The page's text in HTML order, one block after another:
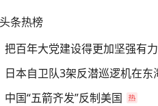
头条热榜
把百年大党建设得更加坚强有力
中国“五箭齐发”反制美国